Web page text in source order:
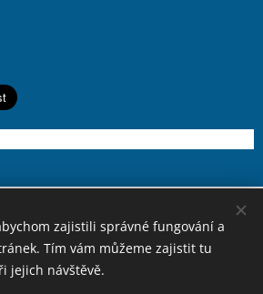
Všechna práva vyhrazena
informace
Cookies
zajistili správné fungování a
Tím vám můžeme zajistit tu
jejich návštěvě.